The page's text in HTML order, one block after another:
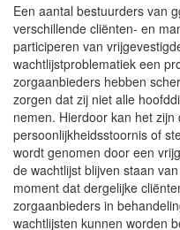
Een aantal bestuurders van
verschillende cliënten- en
participeren van
wachtlijstproblematiek een
zorgaanbieders hebben
zorgen dat zij niet alle
nemen. Hierdoor kan het
persoonlijkheidsstoornis of
wordt genomen door een
de wachtlijst blijven staan
moment dat dergelijke
zorgaanbieders in
wachtlijsten kunnen worden